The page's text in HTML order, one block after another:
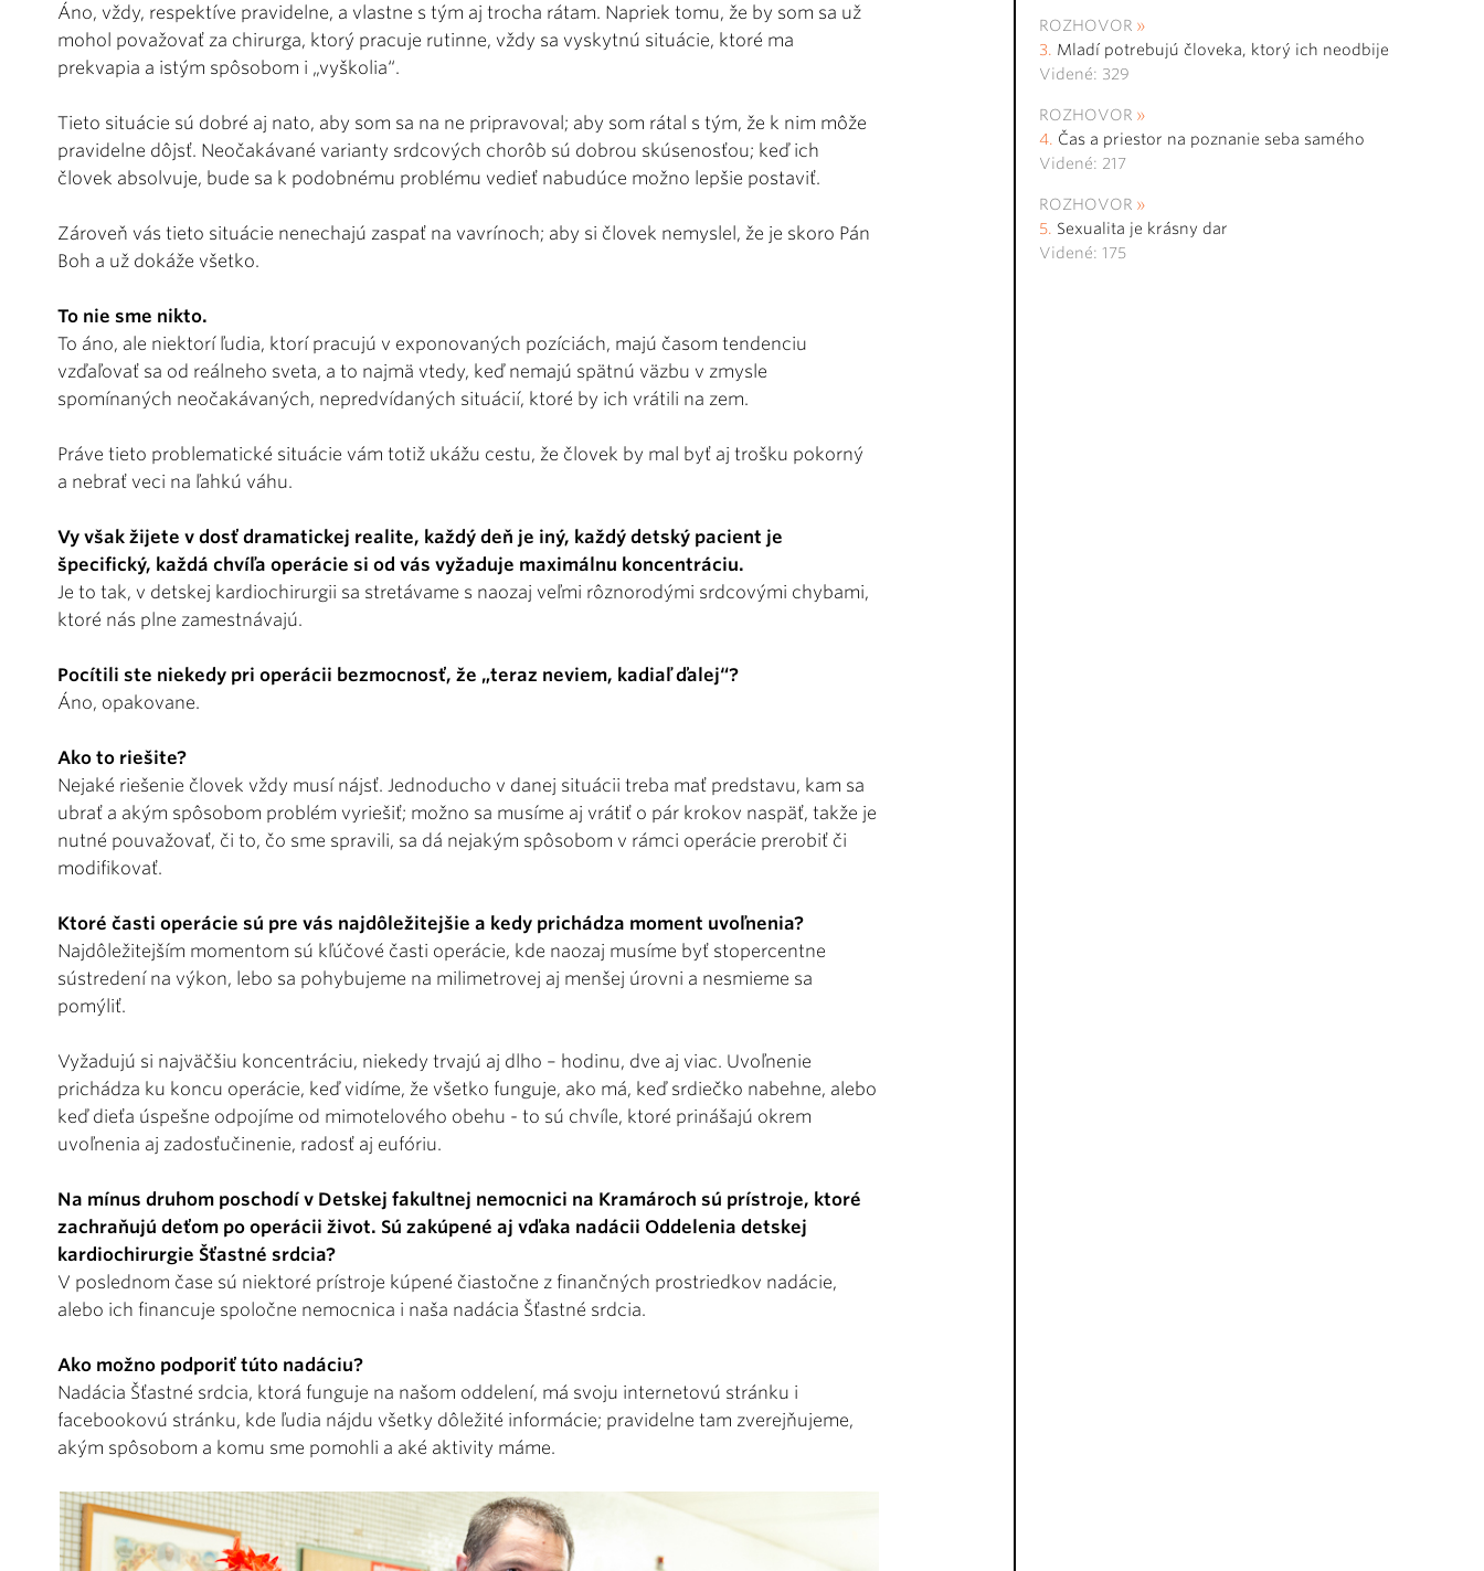
Áno, vždy, respektíve pravidelne, a vlastne s tým aj trocha rátam. Napriek tomu, že by som sa už
mohol považovať za chirurga, ktorý pracuje rutinne, vždy sa vyskytnú situácie, ktoré ma
prekvapia a istým spôsobom i „vyškolia“.
Tieto situácie sú dobré aj nato, aby som sa na ne pripravoval; aby som rátal s tým, že k nim môže
pravidelne dôjsť. Neočakávané varianty srdcových chorôb sú dobrou skúsenosťou; keď ich
človek absolvuje, bude sa k podobnému problému vedieť nabudúce možno lepšie postaviť.
Zároveň vás tieto situácie nenechajú zaspať na vavrínoch; aby si človek nemyslel, že je skoro Pán
Boh a už dokáže všetko.
To nie sme nikto.
To áno, ale niektorí ľudia, ktorí pracujú v exponovaných pozíciách, majú časom tendenciu
vzďaľovať sa od reálneho sveta, a to najmä vtedy, keď nemajú spätnú väzbu v zmysle
spomínaných neočakávaných, nepredvídaných situácií, ktoré by ich vrátili na zem.
Práve tieto problematické situácie vám totiž ukážu cestu, že človek by mal byť aj trošku pokorný
a nebrať veci na ľahkú váhu.
Vy však žijete v dosť dramatickej realite, každý deň je iný, každý detský pacient je
špecifický, každá chvíľa operácie si od vás vyžaduje maximálnu koncentráciu.
Je to tak, v detskej kardiochirurgii sa stretávame s naozaj veľmi rôznorodými srdcovými chybami,
ktoré nás plne zamestnávajú.
Pocítili ste niekedy pri operácii bezmocnosť, že „teraz neviem, kadiaľ ďalej“?
Áno, opakovane.
Ako to riešite?
Nejaké riešenie človek vždy musí nájsť. Jednoducho v danej situácii treba mať predstavu, kam sa
ubrať a akým spôsobom problém vyriešiť; možno sa musíme aj vrátiť o pár krokov naspäť, takže je
nutné pouvažovať, či to, čo sme spravili, sa dá nejakým spôsobom v rámci operácie prerobiť či
modifikovať.
Ktoré časti operácie sú pre vás najdôležitejšie a kedy prichádza moment uvoľnenia?
Najdôležitejším momentom sú kľúčové časti operácie, kde naozaj musíme byť stopercentne
sústredení na výkon, lebo sa pohybujeme na milimetrovej aj menšej úrovni a nesmieme sa
pomýliť.
Vyžadujú si najväčšiu koncentráciu, niekedy trvajú aj dlho – hodinu, dve aj viac. Uvoľnenie
prichádza ku koncu operácie, keď vidíme, že všetko funguje, ako má, keď srdiečko nabehne, alebo
keď dieťa úspešne odpojíme od mimotelového obehu - to sú chvíle, ktoré prinášajú okrem
uvoľnenia aj zadosťučinenie, radosť aj eufóriu.
Na mínus druhom poschodí v Detskej fakultnej nemocnici na Kramároch sú prístroje, ktoré
zachraňujú deťom po operácii život. Sú zakúpené aj vďaka nadácii Oddelenia detskej
kardiochirurgie Šťastné srdcia?
V poslednom čase sú niektoré prístroje kúpené čiastočne z finančných prostriedkov nadácie,
alebo ich financuje spoločne nemocnica i naša nadácia Šťastné srdcia.
Ako možno podporiť túto nadáciu?
Nadácia Šťastné srdcia, ktorá funguje na našom oddelení, má svoju internetovú stránku i
facebookovú stránku, kde ľudia nájdu všetky dôležité informácie; pravidelne tam zverejňujeme,
akým spôsobom a komu sme pomohli a aké aktivity máme.
ROZHOVOR
Mladí potrebujú človeka, ktorý ich neodbije
Videné: 329
ROZHOVOR
Čas a priestor na poznanie seba samého
Videné: 217
ROZHOVOR
Sexualita je krásny dar
Videné: 175